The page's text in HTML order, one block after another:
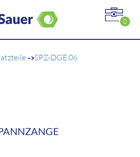
0
->SPZ-DGE 06